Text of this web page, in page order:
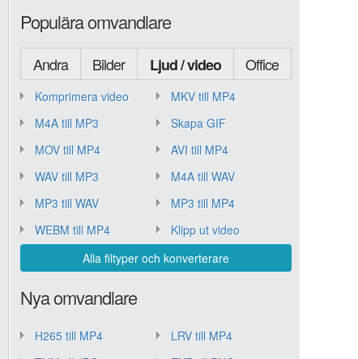
Populära omvandlare
Andra Bilder Ljud / video Office
Komprimera video
MKV till MP4
M4A till MP3
Skapa GIF
MOV till MP4
AVI till MP4
WAV till MP3
M4A till WAV
MP3 till WAV
MP3 till MP4
WEBM till MP4
Klipp ut video
Alla filtyper och konverterare
Nya omvandlare
H265 till MP4
LRV till MP4